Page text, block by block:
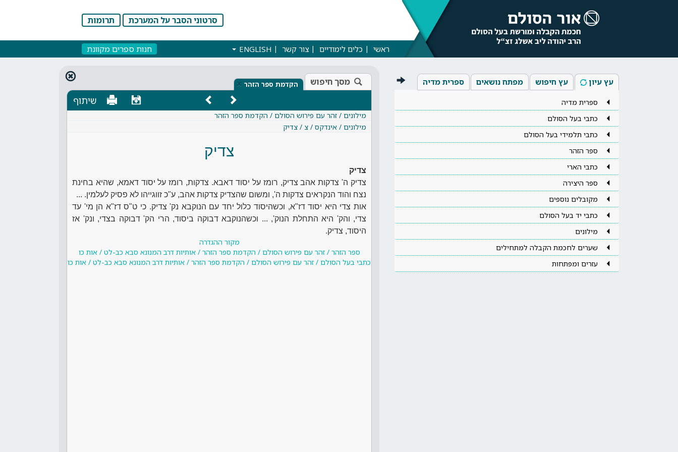
סרטוני הסבר על המערכת תרומות
ראשי כלים לימודיים צור קשר ENGLISH חנות ספרים מקוונת
עץ עיון עץ חיפוש מפתח נושאים ספרית מדיה
ספרית מדיה
כתבי בעל הסולם
כתבי תלמידי בעל הסולם
ספר הזהר
כתבי הארי
ספר היצירה
מקובלים נוספים
כתבי יד בעל הסולם
מילונים
שערים לחכמת הקבלה למתחילים
עזרים ומפתחות
מסך חיפוש הקדמת ספר הזהר ×
שיתוף
מילונים / זהר עם פירוש הסולם / הקדמת ספר הזהר
מילונים / אינדקס / צ / צדיק
צדיק
צדיק
צדיק ה' צדקות אהב צדיק, רומז על יסוד דאבא. צדקות, רומז על יסוד דאמא, שהיא בחינת
נצח והוד הנקראים צדקות ה', ומשום שהצדיק צדקות אהב, ע"כ זווגייהו לא פסיק לעלמין. ...
אות צדי היא יסוד דז"א, וכשהיסוד כלול יחד עם הנוקבא נק' צדיק. כי ט"ס דז"א הן מי' עד
צדי, והק' היא התחלת הנוק', ... וכשהנוקבא דבוקה ביסוד, הרי הק' דבוקה בצדי, ונק' אז
היסוד, צדיק.
מקור ההגדרה
ספר הזהר / זהר עם פירוש הסולם / הקדמת ספר הזהר / אותיות דרב המנונא סבא כב-לט / אות כו
כתבי בעל הסולם / זהר עם פירוש הסולם / הקדמת ספר הזהר / אותיות דרב המנונא סבא כב-לט / אות כו